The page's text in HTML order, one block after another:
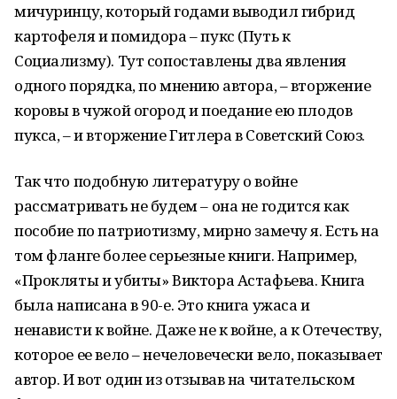
мичуринцу, который годами выводил гибрид
картофеля и помидора – пукс (Путь к
Социализму). Тут сопоставлены два явления
одного порядка, по мнению автора, – вторжение
коровы в чужой огород и поедание ею плодов
пукса, – и вторжение Гитлера в Советский Союз.
Так что подобную литературу о войне
рассматривать не будем – она не годится как
пособие по патриотизму, мирно замечу я. Есть на
том фланге более серьезные книги. Например,
«Прокляты и убиты» Виктора Астафьева. Книга
была написана в 90-е. Это книга ужаса и
ненависти к войне. Даже не к войне, а к Отечеству,
которое ее вело – нечеловечески вело, показывает
автор. И вот один из отзывав на читательском